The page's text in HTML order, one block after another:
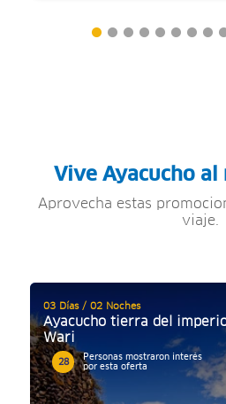
Vive Ayacucho
Aprovecha estas
viaje.
03 Días / 02 Noches
Ayacucho tierra del
Wari
28
Personas mostraron interés
por esta oferta